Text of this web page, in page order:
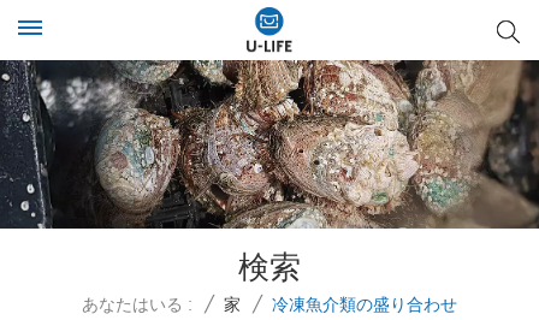
検索
あなたはいる : / 家 / 冷凍魚介類の盛り合わせ